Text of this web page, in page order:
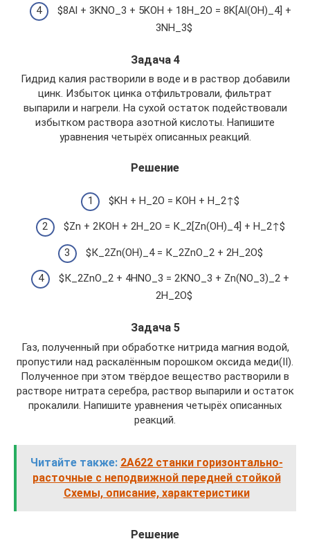
$8Al + 3KNO_3 + 5KOH + 18H_2O = 8K[Al(OH)_4] +
3NH_3$
Задача 4
Гидрид калия растворили в воде и в раствор добавили
цинк. Избыток цинка отфильтровали, фильтрат
выпарили и нагрели. На сухой остаток подействовали
избытком раствора азотной кислоты. Напишите
уравнения четырёх описанных реакций.
Решение
$KH + H_2O = KOH + H_2↑$
$Zn + 2КOH + 2H_2O = К_2[Zn(OH)_4] + H_2↑$
$К_2Zn(OH)_4 = К_2ZnO_2 + 2H_2O$
$К_2ZnO_2 + 4HNO_3 = 2КNO_3 + Zn(NO_3)_2 +
2H_2O$
Задача 5
Газ, полученный при обработке нитрида магния водой,
пропустили над раскалённым порошком оксида меди(II).
Полученное при этом твёрдое вещество растворили в
растворе нитрата серебра, раствор выпарили и остаток
прокалили. Напишите уравнения четырёх описанных
реакций.
Читайте также: 2А622 станки горизонтально-
расточные c неподвижной передней стойкой
Схемы, описание, характеристики
Решение